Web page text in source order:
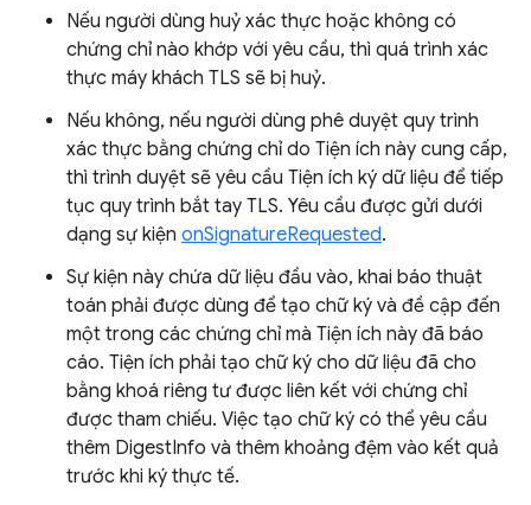
Nếu người dùng huỷ xác thực hoặc không có
chứng chỉ nào khớp với yêu cầu, thì quá trình xác
thực máy khách TLS sẽ bị huỷ.
Nếu không, nếu người dùng phê duyệt quy trình
xác thực bằng chứng chỉ do Tiện ích này cung cấp,
thì trình duyệt sẽ yêu cầu Tiện ích ký dữ liệu để tiếp
tục quy trình bắt tay TLS. Yêu cầu được gửi dưới
dạng sự kiện onSignatureRequested.
Sự kiện này chứa dữ liệu đầu vào, khai báo thuật
toán phải được dùng để tạo chữ ký và đề cập đến
một trong các chứng chỉ mà Tiện ích này đã báo
cáo. Tiện ích phải tạo chữ ký cho dữ liệu đã cho
bằng khoá riêng tư được liên kết với chứng chỉ
được tham chiếu. Việc tạo chữ ký có thể yêu cầu
thêm DigestInfo và thêm khoảng đệm vào kết quả
trước khi ký thực tế.